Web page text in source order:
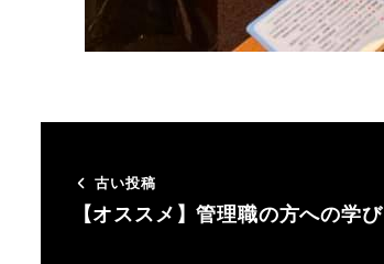
古い投稿
【オススメ】管理職の方への学び